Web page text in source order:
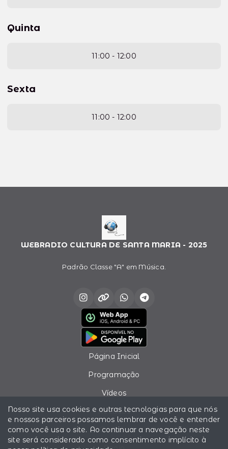
Quinta
11:00 - 12:00
Sexta
11:00 - 12:00
WEBRADIO CULTURA DE SANTA MARIA - 2025
Padrão Classe "A" em Música.
Página Inicial
Programação
Vídeos
Recados
Contato
Nosso site usa cookies e outras tecnologias para que nós
e nossos parceiros possamos lembrar de você e entender
como você usa o site. Ao continuar a navegação neste
site será considerado como consentimento implícito à